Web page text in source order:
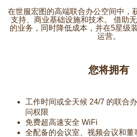
在世服宏图的高端联合办公空间中，
支持、商业基础设施和技术。 借助
的业务，同时降低成本，并在5星级
运营。
您将拥有
工作时间或全天候 24/7 的联合
问权限
免费超高速安全 WiFi
全配备的会议室、视频会议和董